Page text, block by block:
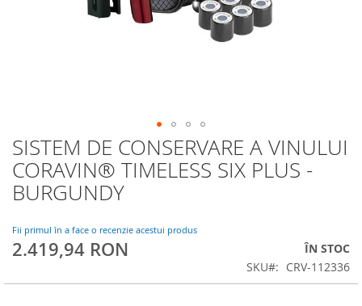
SISTEM DE CONSERVARE A VINULUI
CORAVIN® TIMELESS SIX PLUS -
BURGUNDY
Fii primul în a face o recenzie acestui produs
2.419,94 RON
ÎN STOC
SKU
CRV-112336
Skip
to
the
beginning
the
images
gallery